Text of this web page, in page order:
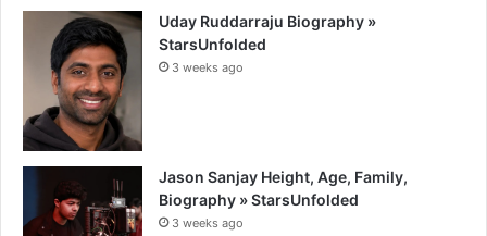
Uday Ruddarraju Biography »
StarsUnfolded
3 weeks ago
Jason Sanjay Height, Age, Family,
Biography » StarsUnfolded
3 weeks ago